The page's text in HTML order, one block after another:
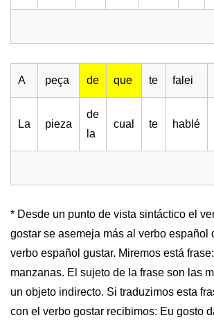
A peça de que te falei
La pieza
de
la
cual te hablé
* Desde un punto de vista sintáctico el
gostar se asemeja más al verbo español
verbo español gustar. Miremos está
manzanas. El sujeto de la frase son las
un objeto indirecto. Si traduzimos esta
con el verbo gostar recibimos: Eu gosto